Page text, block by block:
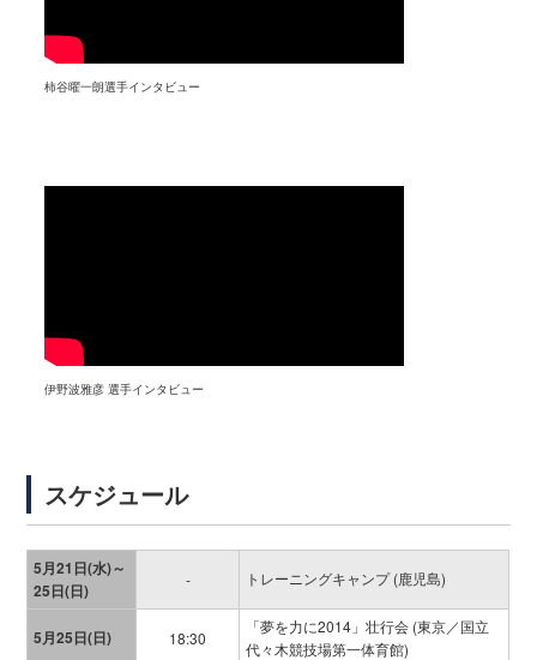
柿谷曜一朗選手インタビュー
伊野波雅彦 選手インタビュー
スケジュール
5月21日(水)～
25日(日)
- トレーニングキャンプ (鹿児島)
5月25日(日) 18:30
「夢を力に2014」壮行会 (東京／国立
代々木競技場第一体育館)